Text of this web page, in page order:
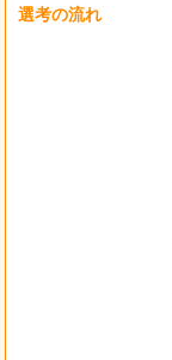
選考の流れ